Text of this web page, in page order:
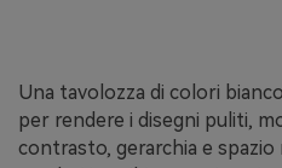
Una tavolozza di colori
per rendere i disegni puliti,
contrasto, gerarchia e